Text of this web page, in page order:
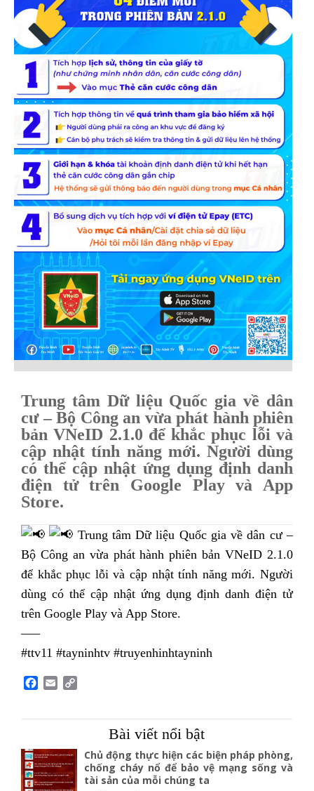
Trung tâm Dữ liệu Quốc gia về dân
cư – Bộ Công an vừa phát hành phiên
bản VNeID 2.1.0 để khắc phục lỗi và
cập nhật tính năng mới. Người dùng
có thể cập nhật ứng dụng định danh
điện tử trên Google Play và App
Store.
Trung tâm Dữ liệu Quốc gia về dân cư –
Bộ Công an vừa phát hành phiên bản VNeID 2.1.0
để khắc phục lỗi và cập nhật tính năng mới. Người
dùng có thể cập nhật ứng dụng định danh điện tử
trên Google Play và App Store.
—–
#ttv11 #tayninhtv #truyenhinhtayninh
o
o
k
Bài viết nổi bật
Chủ động thực hiện các biện pháp phòng,
chống cháy nổ để bảo vệ mạng sống và
tài sản của mỗi chúng ta